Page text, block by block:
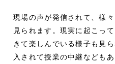
現場の声が発信されて、様
見られます。現実に起こっ
きて楽しんでいる様子も見
入されて授業の中継なども